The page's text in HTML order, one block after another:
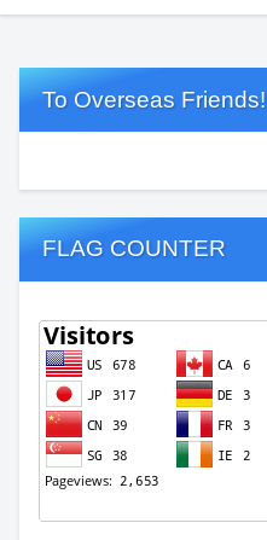
To Overseas Friends!
FLAG COUNTER